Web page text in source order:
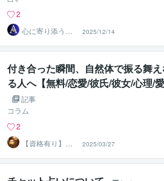
2
心に寄り添うタ
ロット占い師 A
ries
2025/12/14
付き合った瞬間、自然体で振る舞
る人へ【無料/恋愛/彼氏/彼女/心理/愛
記事
コラム
2
【資格有り】心
理カウンセラーY
uka
2025/03/27